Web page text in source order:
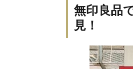
無印良品
見！